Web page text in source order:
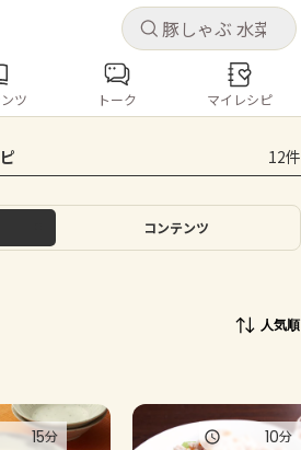
キャ
ンするとレシピを保存できます
キャ
コンテンツ
トマト とうもろこし
ピーマン
ツ トーク マイレシピ
12件
コンテンツ
人気順
15分 10分